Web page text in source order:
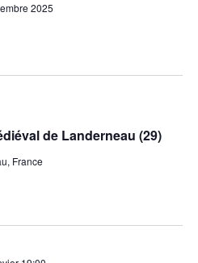
2025
de Landerneau (29)
France